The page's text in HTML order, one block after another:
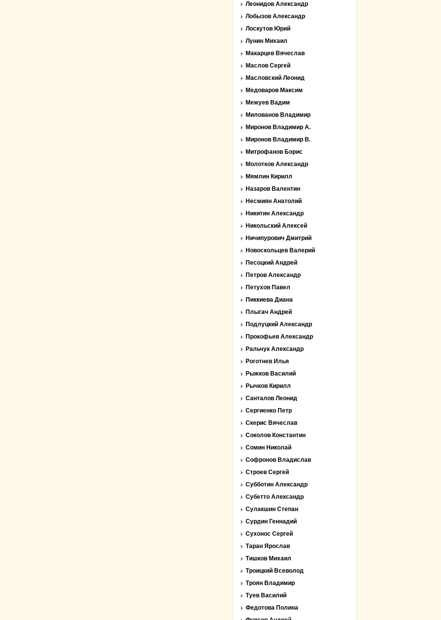
Леонидов Александр
Лобызов Александр
Лоскутов Юрий
Лунин Михаил
Макарцев Вячеслав
Маслов Сергей
Масловский Леонид
Медоваров Максим
Межуев Вадим
Милованов Владимир
Миронов Владимир А.
Миронов Владимир В.
Митрофанов Борис
Молотков Александр
Мямлин Кирилл
Назаров Валентин
Несмиян Анатолий
Никитин Александр
Никольский Алексей
Ничипурович Дмитрий
Новоскольцев Валерий
Песоцкий Андрей
Петров Александр
Петухов Павел
Пиккиева Диана
Плыгач Андрей
Подлуцкий Александр
Прокофьев Александр
Ральчук Александр
Роготнев Илья
Рыжков Василий
Рычков Кирилл
Санталов Леонид
Сергиенко Петр
Скерис Вячеслав
Соколов Константин
Сомин Николай
Софронов Владислав
Строев Сергей
Субботин Александр
Субетто Александр
Сулакшин Степан
Сурдин Геннадий
Сухонос Сергей
Таран Ярослав
Тишков Михаил
Троицкий Всеволод
Троян Владимир
Туев Василий
Федотова Полина